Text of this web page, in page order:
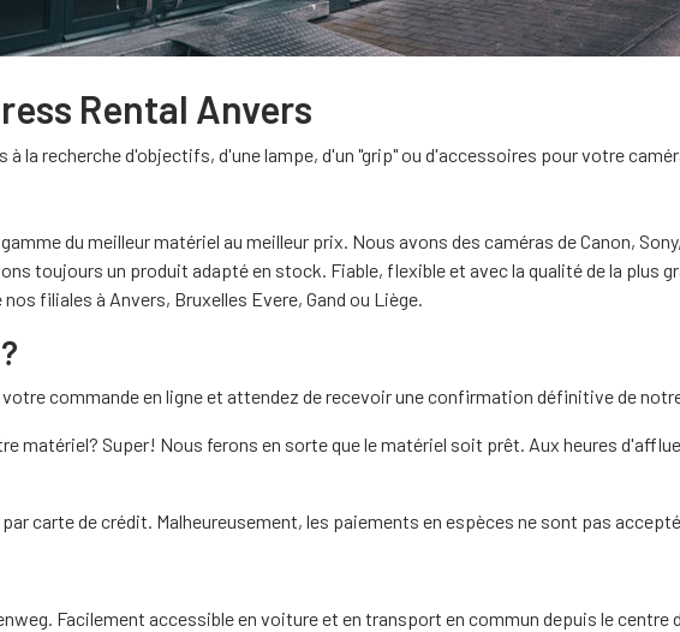
Rental Anvers
la recherche d'objectifs, d'une lampe, d'un "grip" ou d'accessoires pour votre
du meilleur matériel au meilleur prix. Nous avons des caméras de Canon,
toujours un produit adapté en stock. Fiable, flexible et avec la qualité de la plus
filiales à Anvers, Bruxelles Evere, Gand ou Liège.
commande en ligne et attendez de recevoir une confirmation définitive de
matériel? Super! Nous ferons en sorte que le matériel soit prêt. Aux heures
carte de crédit. Malheureusement, les paiements en espèces ne sont pas
Facilement accessible en voiture et en transport en commun depuis le centre